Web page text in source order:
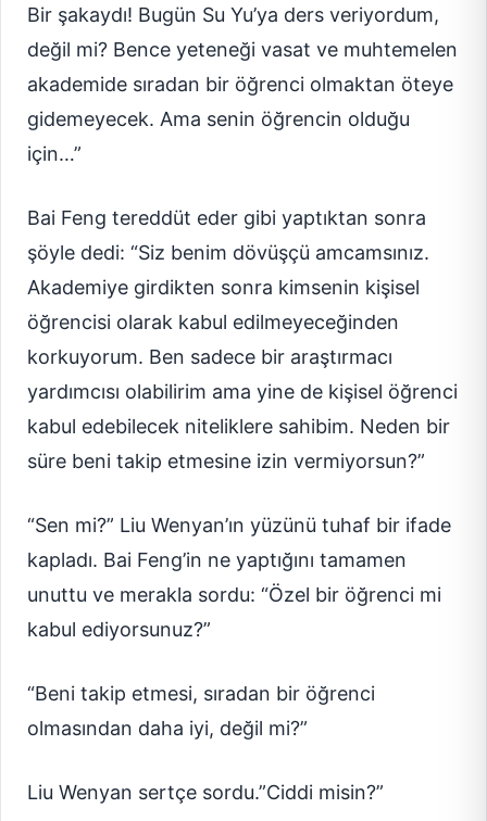
Bir şakaydı! Bugün Su Yu’ya ders veriyordum,
değil mi? Bence yeteneği vasat ve muhtemelen
akademide sıradan bir öğrenci olmaktan öteye
gidemeyecek. Ama senin öğrencin olduğu
için…”
Bai Feng tereddüt eder gibi yaptıktan sonra
şöyle dedi: “Siz benim dövüşçü amcamsınız.
Akademiye girdikten sonra kimsenin kişisel
öğrencisi olarak kabul edilmeyeceğinden
korkuyorum. Ben sadece bir araştırmacı
yardımcısı olabilirim ama yine de kişisel öğrenci
kabul edebilecek niteliklere sahibim. Neden bir
süre beni takip etmesine izin vermiyorsun?”
“Sen mi?” Liu Wenyan’ın yüzünü tuhaf bir ifade
kapladı. Bai Feng’in ne yaptığını tamamen
unuttu ve merakla sordu: “Özel bir öğrenci mi
kabul ediyorsunuz?”
“Beni takip etmesi, sıradan bir öğrenci
olmasından daha iyi, değil mi?”
Liu Wenyan sertçe sordu.”Ciddi misin?”